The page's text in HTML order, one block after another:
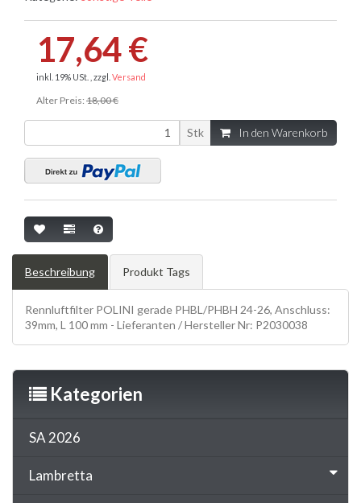
17,64 €
inkl. 19% USt. , zzgl. Versand
Alter Preis: 18,00 €
Stk In den Warenkorb
Beschreibung Produkt Tags
Rennluftfilter POLINI gerade PHBL/PHBH 24-26, Anschluss:
39mm, L 100 mm - Lieferanten / Hersteller Nr: P2030038
Kategorien
SA 2026
Lambretta